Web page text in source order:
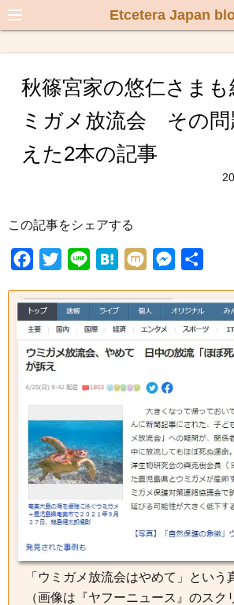
Etcetera Japan
秋篠宮家の悠仁さまも
ミガメ放流会 その問
えた2本の記事
この記事をシェアする
c
e
b
o
o
i
t
t
r
n
e
H
t
e
n
M
x
i
s
s
e
e
r
「ウミガメ放流会はやめて」という
（画像は『ヤフーニュース』のスク